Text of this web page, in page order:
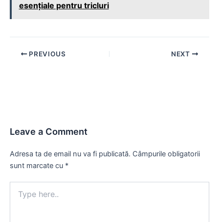
esențiale pentru tricluri
Post PREVIOUS NEXT
Leave a Comment
Adresa ta de email nu va fi publicată. Câmpurile obligatorii
sunt marcate cu *
here..